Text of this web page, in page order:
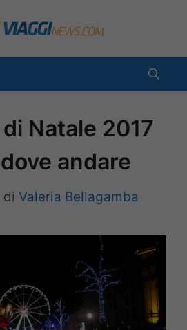
Natale 2017
andare
di Valeria Bellagamba